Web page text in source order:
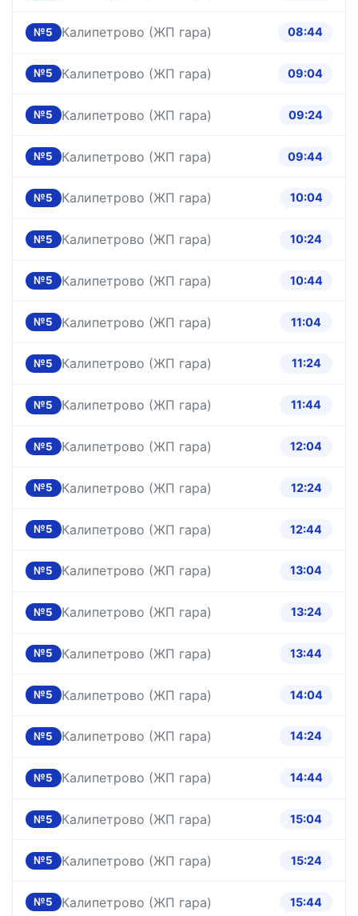
№5 Калипетрово (ЖП гара) 08:44
№5 Калипетрово (ЖП гара) 09:04
№5 Калипетрово (ЖП гара) 09:24
№5 Калипетрово (ЖП гара) 09:44
№5 Калипетрово (ЖП гара) 10:04
№5 Калипетрово (ЖП гара) 10:24
№5 Калипетрово (ЖП гара) 10:44
№5 Калипетрово (ЖП гара) 11:04
№5 Калипетрово (ЖП гара) 11:24
№5 Калипетрово (ЖП гара) 11:44
№5 Калипетрово (ЖП гара) 12:04
№5 Калипетрово (ЖП гара) 12:24
№5 Калипетрово (ЖП гара) 12:44
№5 Калипетрово (ЖП гара) 13:04
№5 Калипетрово (ЖП гара) 13:24
№5 Калипетрово (ЖП гара) 13:44
№5 Калипетрово (ЖП гара) 14:04
№5 Калипетрово (ЖП гара) 14:24
№5 Калипетрово (ЖП гара) 14:44
№5 Калипетрово (ЖП гара) 15:04
№5 Калипетрово (ЖП гара) 15:24
№5 Калипетрово (ЖП гара) 15:44